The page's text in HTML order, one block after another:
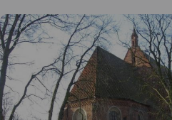
MAPA TURYSTYCZNA W
APLIKACJI TRASEO